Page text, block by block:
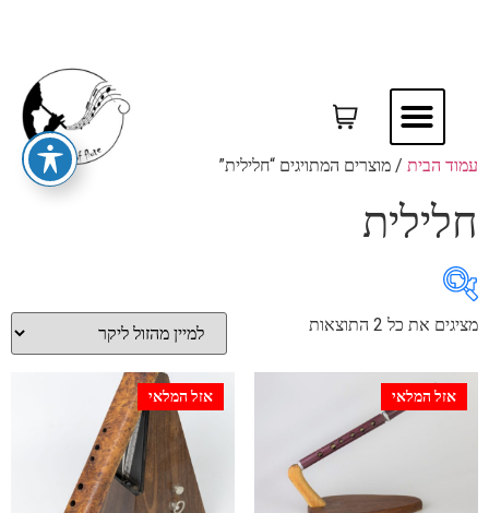
עמוד הבית / מוצרים המתויגים “חלילית”
חלילית
750 900
In stock
מציגים את כל ⁦2⁩ התוצאות
אזל המלאי אזל המלאי